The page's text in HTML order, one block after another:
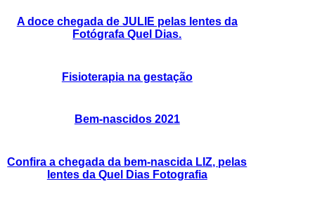
A doce chegada de JULIE pelas lentes da
Fotógrafa Quel Dias.
Fisioterapia na gestação
Bem-nascidos 2021
Confira a chegada da bem-nascida LIZ, pelas
lentes da Quel Dias Fotografia